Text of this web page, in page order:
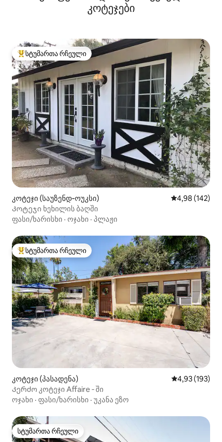
კოტეჯები
სტუმართა რჩეული მოწინავე ვარიანტი
სტუმართა რჩეული
კოტეჯი (საუზენდ‑ოუკსი) საშუალო
4,98 (142)
Კოტეჯი ხეხილის ბაღში
ფასი/ხარისხი · ოჯახი · პლაჟი
სტუმართა რჩეული მოწინავე ვარიანტი
სტუმართა რჩეული
კოტეჯი (პასადენა) საშუალო
4,93 (193)
Კერძო კოტეჯი Affaire ‑ ში
ოჯახი · ფასი/ხარისხი · უკანა ეზო
სტუმართა რჩეული
სტუმართა რჩეული